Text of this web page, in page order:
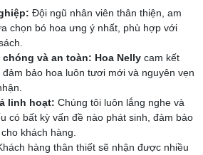
Đội ngũ nhân viên thân thiện, am
chọn bó hoa ưng ý nhất, phù hợp với
và an toàn: Hoa Nelly cam kết
bảo hoa luôn tươi mới và nguyên vẹn
linh hoạt: Chúng tôi luôn lắng nghe và
có bất kỳ vấn đề nào phát sinh, đảm bảo
khách hàng.
hàng thân thiết sẽ nhận được nhiều